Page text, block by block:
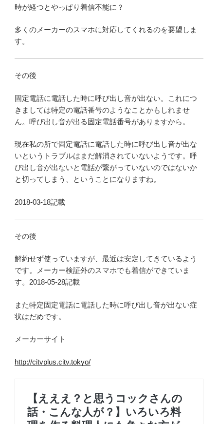
時が経つとやっぱり着信不能に？
多くのメーカーのスマホに対応してくれるのを要望しま
す。
その後
固定電話に電話した時に呼び出し音が出ない。これにつ
きましては特定の電話番号のようなことかもしれませ
ん。呼び出し音が出る固定電話番号がありますから。
現在私の所で固定電話に電話した時に呼び出し音が出な
いというトラブルはまだ解消されていないようです。呼
び出し音が出ないと電話が繋がっていないのではないか
と切ってしまう、ということになりますね。
2018-03-18記載
その後
解約せず使っていますが、最近は安定してきているよう
です。メーカー検証外のスマホでも着信ができていま
す。2018-05-28記載
また特定固定電話に電話した時に呼び出し音が出ない症
状はだめです。
メーカーサイト
http://citvplus.citv.tokyo/